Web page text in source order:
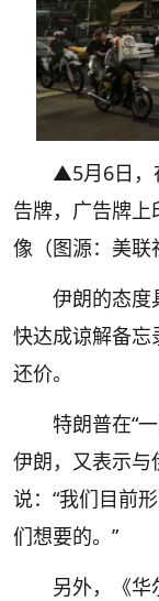
▲5月6日，
告牌，广告牌
像（图源：美联
伊朗的态度
快达成谅解备忘
还价。
特朗普在“
伊朗，又表示与
说：“我们目前
们想要的。”
另外，《华